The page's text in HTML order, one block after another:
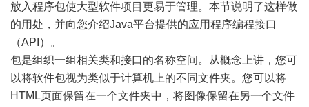
放入程序包使大型软件项目更易于管理。本节说明了这样做
的用处，并向您介绍Java平台提供的应用程序编程接口
（API）。
包是组织一组相关类和接口的名称空间。从概念上讲，您可
以将软件包视为类似于计算机上的不同文件夹。您可以将
HTML页面保留在一个文件夹中，将图像保留在另一个文件